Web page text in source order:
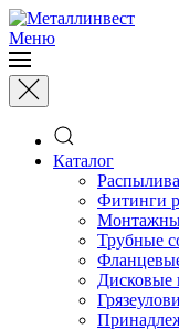
Меню
Каталог
Фитинги
Трубные
Дисковые